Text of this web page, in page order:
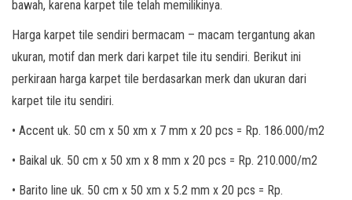
bawah, karena karpet tile telah memilikinya.
Harga karpet tile sendiri bermacam – macam tergantung akan
ukuran, motif dan merk dari karpet tile itu sendiri. Berikut ini
perkiraan harga karpet tile berdasarkan merk dan ukuran dari
karpet tile itu sendiri.
• Accent uk. 50 cm x 50 xm x 7 mm x 20 pcs = Rp. 186.000/m2
• Baikal uk. 50 cm x 50 xm x 8 mm x 20 pcs = Rp. 210.000/m2
• Barito line uk. 50 cm x 50 xm x 5.2 mm x 20 pcs = Rp.